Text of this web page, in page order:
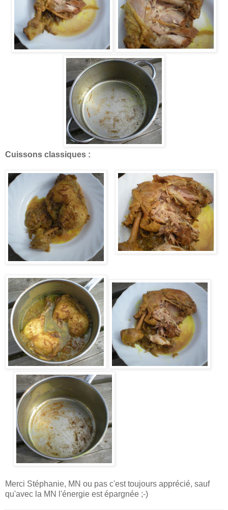
Cuissons classiques :
Merci Stéphanie, MN ou pas c'est toujours apprécié, sauf
qu'avec la MN l'énergie est épargnée ;-)